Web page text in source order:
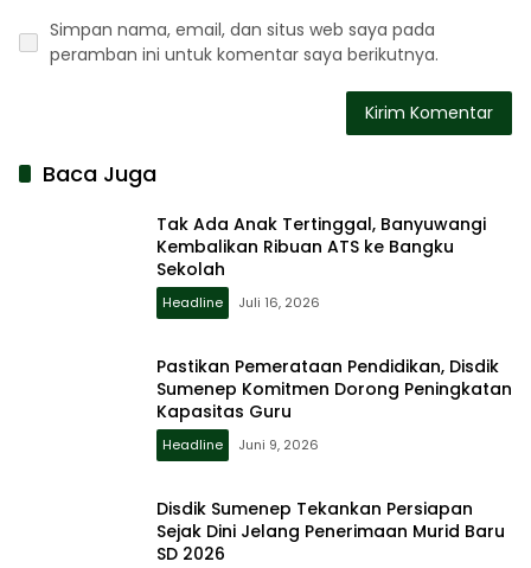
Simpan nama, email, dan situs web saya pada
peramban ini untuk komentar saya berikutnya.
Baca Juga
Tak Ada Anak Tertinggal, Banyuwangi
Kembalikan Ribuan ATS ke Bangku
Sekolah
Headline Juli 16, 2026
Pastikan Pemerataan Pendidikan, Disdik
Sumenep Komitmen Dorong Peningkatan
Kapasitas Guru
Headline Juni 9, 2026
Disdik Sumenep Tekankan Persiapan
Sejak Dini Jelang Penerimaan Murid Baru
SD 2026